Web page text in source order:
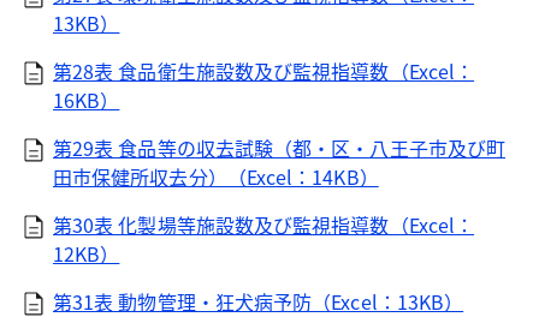
13KB）
第28表 食品衛生施設数及び監視指導数（Excel：
16KB）
第29表 食品等の収去試験（都・区・八王子市及び町
田市保健所収去分）（Excel：14KB）
第30表 化製場等施設数及び監視指導数（Excel：
12KB）
第31表 動物管理・狂犬病予防（Excel：13KB）